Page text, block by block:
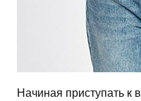
Начиная приступать к